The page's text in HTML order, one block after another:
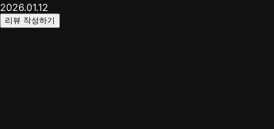
2026.01.12
리뷰 작성하기